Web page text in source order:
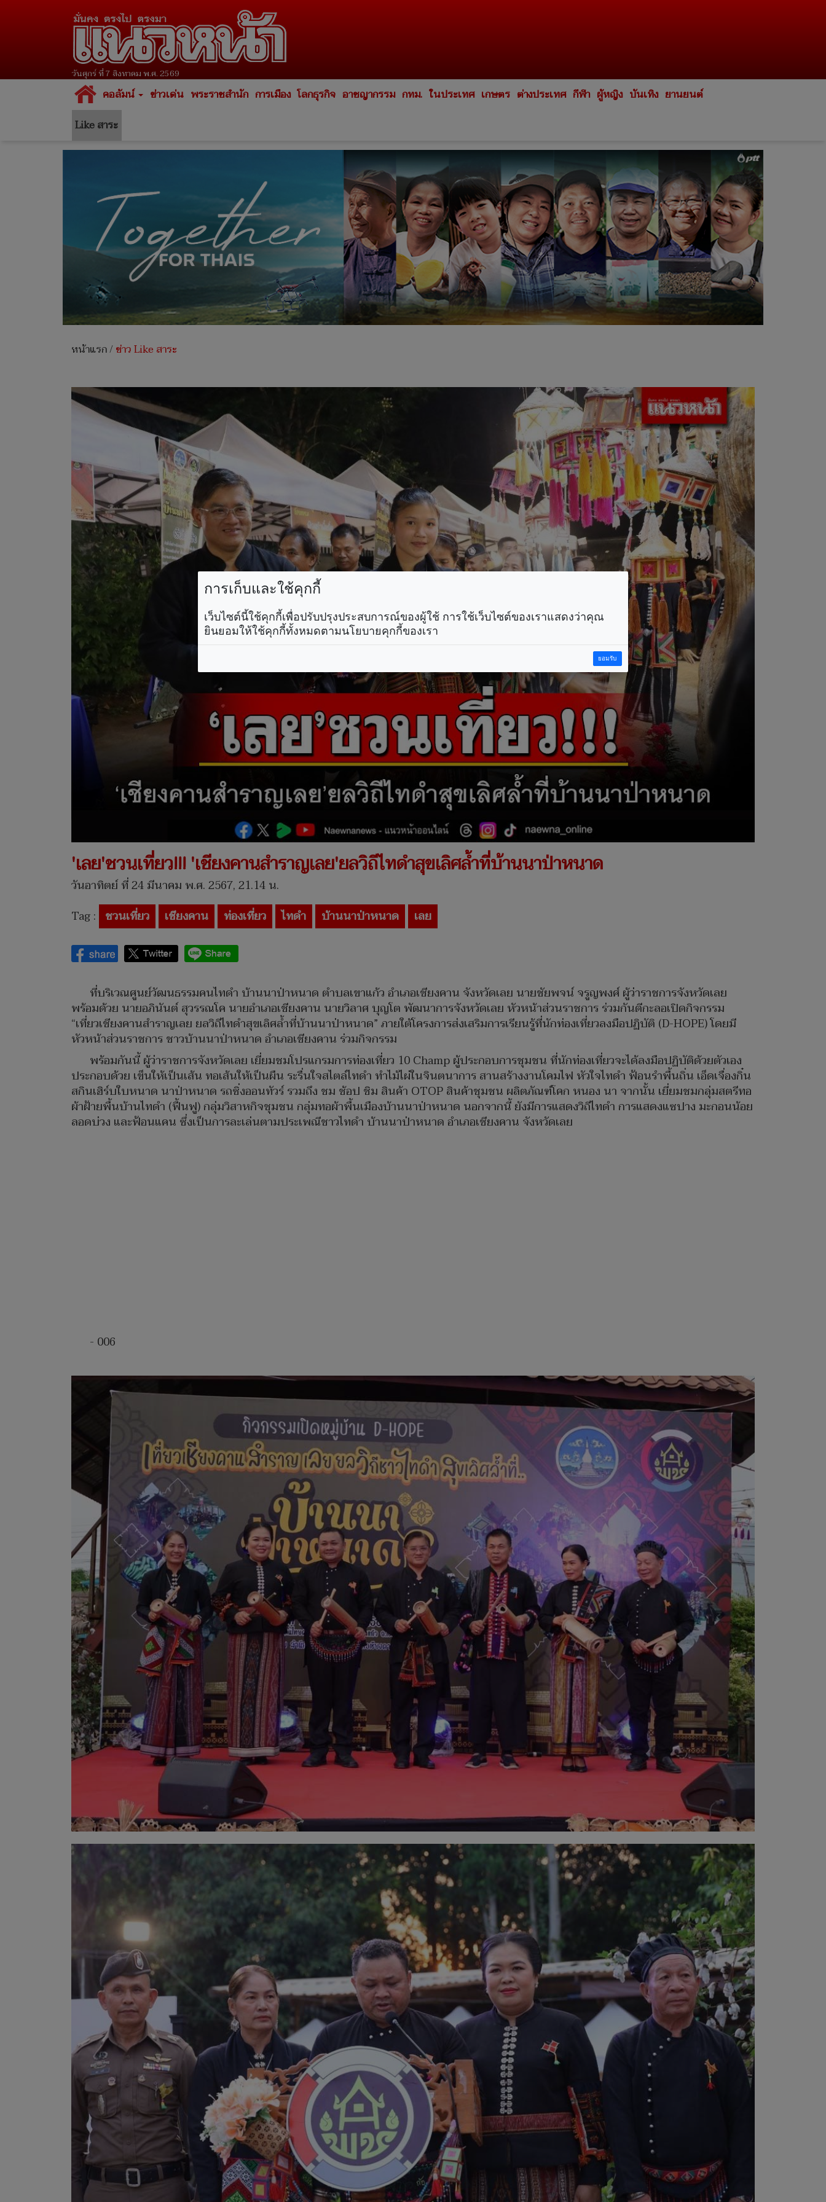
วันศุกร์ ที่ 7 สิงหาคม พ.ศ. 2569
คอลัมน์ ข่าวเด่น พระราชสำนัก การเมือง โลกธุรกิจ อาชญากรรม กทม. ในประเทศ เกษตร ต่างประเทศ กีฬา ผู้หญิง บันเทิง ยานยนต์
Like สาระ
หน้าแรก/ข่าว Like สาระ
'เลย'ชวนเที่ยว!!! 'เชียงคานสำราญเลย'ยลวิถีไทดำสุขเลิศล้ำที่บ้านนาป่าหนาด
วันอาทิตย์ ที่ 24 มีนาคม พ.ศ. 2567, 21.14 น.
Tag : ชวนเที่ยว เชียงคาน ท่องเที่ยว ไทดำ บ้านนาป่าหนาด เลย
ที่บริเวณศูนย์วัฒนธรรมคนไทดำ บ้านนาป่าหนาด ตำบลเขาแก้ว อำเภอเชียงคาน จังหวัดเลย นายชัยพจน์ จรูญพงศ์ ผู้ว่าราชการจังหวัดเลย
พร้อมด้วย นายอภินันต์ สุวรรณโค นายอำเภอเชียงคาน นายวิลาศ บุญโต พัฒนาการจังหวัดเลย หัวหน้าส่วนราชการ ร่วมกันตีกะลอเปิดกิจกรรม
“เที่ยวเชียงคานสำราญเลย ยลวิถีไทดำสุขเลิศล้ำที่บ้านนาป่าหนาด” ภายใต้โครงการส่งเสริมการเรียนรู้ที่นักท่องเที่ยวลงมือปฏิบัติ (D-HOPE) โดยมี
หัวหน้าส่วนราชการ ชาวบ้านนาป่าหนาด อำเภอเชียงคาน ร่วมกิจกรรม
พร้อมกันนี้ ผู้ว่าราชการจังหวัดเลย เยี่ยมชมโปรแกรมการท่องเที่ยว 10 Champ ผู้ประกอบการชุมชน ที่นักท่องเที่ยวจะได้ลงมือปฏิบัติด้วยตัวเอง
ประกอบด้วย เข็นให้เป็นเส้น ทอเส้นให้เป็นผืน ระรื่นใจสไตล์ไทดำ ทำไม้ไผ่ในจินตนาการ สานสร้างงานโคมไฟ หัวใจไทดำ ฟ้อนรำพื้นถิ่น เอ็ดเจื่องกิ๋น
สกินเฮิร์บใบหนาด นาป่าหนาด รถซิ่งออนทัวร์ รวมถึง ชม ช้อป ชิม สินค้า OTOP สินค้าชุมชน ผลิตภัณฑ์โคก หนอง นา จากนั้น เยี่ยมชมกลุ่มสตรีทอ
ผ้าฝ้ายพื้นบ้านไทดำ (ฟื้นฟู) กลุ่มวิสาหกิจชุมชน กลุ่มทอผ้าพื้นเมืองบ้านนาป่าหนาด นอกจากนี้ ยังมีการแสดงวิถีไทดำ การแสดงแซปาง มะกอนน้อย
ลอดบ่วง และฟ้อนแคน ซึ่งเป็นการละเล่นตามประเพณีชาวไทดำ บ้านนาป่าหนาด อำเภอเชียงคาน จังหวัดเลย
- 006
การเก็บและใช้คุกกี้
เว็บไซต์นี้ใช้คุกกี้เพื่อปรับปรุงประสบการณ์ของผู้ใช้ การใช้เว็บไซต์ของเราแสดงว่าคุณ
ยินยอมให้ใช้คุกกี้ทั้งหมดตามนโยบายคุกกี้ของเรา
ยอมรับ